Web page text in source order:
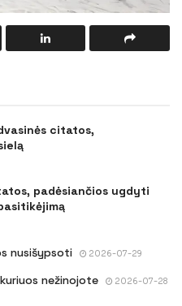
citatos,
padėsiančios ugdyti
nusišypsoti 2026-07-29
nežinojote 2026-07-28